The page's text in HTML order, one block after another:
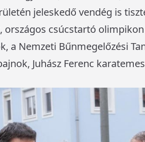
jeleskedő vendég is
országos csúcstartó
a Nemzeti Bűnmegelőzési
Juhász Ferenc